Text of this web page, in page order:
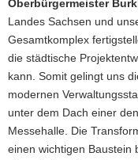
Oberbürgermeister
Landes Sachsen und
Gesamtkomplex
die städtische
kann. Somit gelingt uns
modernen
unter dem Dach einer
Messehalle. Die
einen wichtigen Baustein